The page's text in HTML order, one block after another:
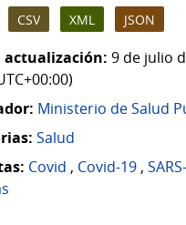
CSV XML JSON
9 de julio
Ministerio de Salud
Salud
Covid , Covid-19 ,